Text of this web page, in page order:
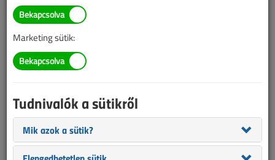
Áttekintő táblázat
Elektromosautó-
töltőállomások
fázisú, 22 kW-os elektromosautó-
töltőállomások áttekintő táblázata
2025/7-8. lapszám| VL online | 1136 |
Marketing sütik:
Tudnivalók a sütikről
Mik azok a sütik?